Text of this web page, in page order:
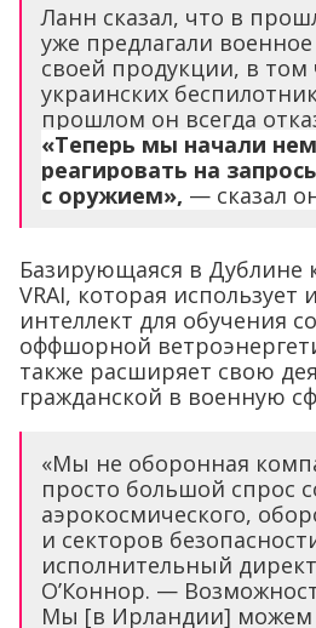
Ланн сказал, что в
уже предлагали
своей продукции, в том
украинских
прошлом он всегда
«Теперь мы начали
реагировать на
с оружием», — сказал
Базирующаяся в Дублине
VRAI, которая использует
интеллект для обучения
оффшорной
также расширяет свою
гражданской в военную
«Мы не оборонная
просто большой спрос
аэрокосмического,
и секторов
исполнительный
О’Коннор. —
Мы [в Ирландии] можем